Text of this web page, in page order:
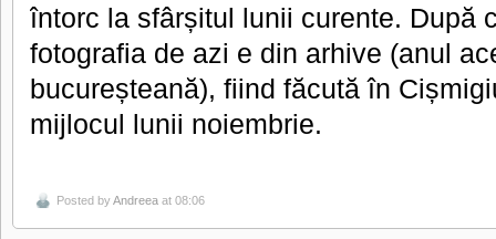
întorc la sfârșitul lunii curente. După
fotografia de azi e din arhive (anul
bucureșteană), fiind făcută în
mijlocul lunii noiembrie.
Posted byAndreea at 08:06